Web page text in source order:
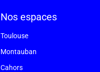
Nos espaces
Toulouse
Montauban
Cahors